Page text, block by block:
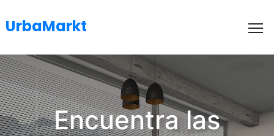
UrbaMarkt
Encuentra las